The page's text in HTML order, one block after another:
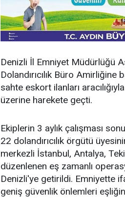
Denizli İl Emniyet Müdürlüğü
Dolandırıcılık Büro
sahte eskort ilanları
üzerine harekete geçti.
Ekiplerin 3 aylık çalışması
22 dolandırıcılık örgütü
merkezli İstanbul, Antalya,
düzenlenen eş zamanlı
Denizli'ye getirildi. Emniyette
geniş güvenlik önlemleri